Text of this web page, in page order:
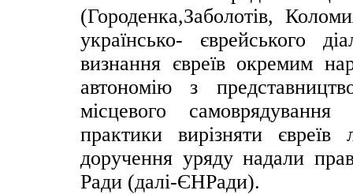
(Городенка,Заболотів,
українсько- єврейського
визнання євреїв окремим
автономію з
місцевого самоврядування
практики вирізняти
доручення уряду надали
Ради (далі-ЄНРади).